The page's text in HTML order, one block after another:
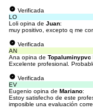
Verificada
LO
Loli opina de Juan:
muy positivo, excepto q me
Verificada
AN
Ana opina de Topaluminypvc
Excelente profesional.
Verificada
EV
Eugenio opina de Mariano:
Estoy satisfecho de este
imposible una evaluación